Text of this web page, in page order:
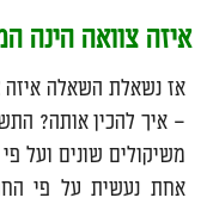
איזה צוואה הינה
אז נשאלת השאלה איזה
– איך להכין אותה?
משיקולים שונים ועל
אחת נעשית על פי